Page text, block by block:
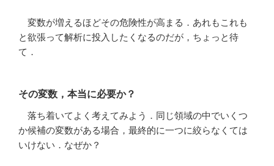
変数が増えるほどその危険性が高まる．あれもこれも
と欲張って解析に投入したくなるのだが，ちょっと待
て．
その変数，本当に必要か？
落ち着いてよく考えてみよう．同じ領域の中でいくつ
か候補の変数がある場合，最終的に一つに絞らなくては
いけない．なぜか？